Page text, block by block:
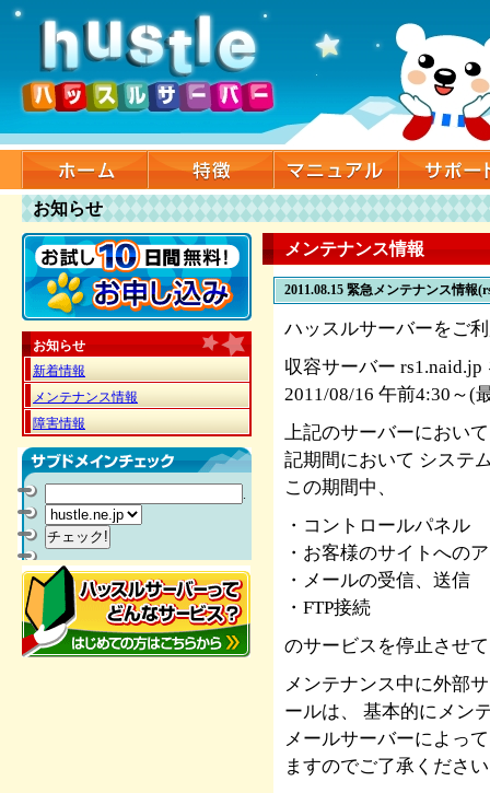
お知らせ
お知らせ
新着情報
メンテナンス情報
障害情報
.
メンテナンス情報
2011.08.15 緊急メンテナンス情報
ハッスルサーバーをご
収容サーバー
2011/08/16 午前4:30～(
上記のサーバーにおい
記期間において システ
この期間中、
・コントロールパネル
・お客様のサイトへの
・メールの受信、送信
・FTP接続
のサービスを停止させ
メンテナンス中に外部
ールは、 基本的にメン
メールサーバーによっ
ますのでご了承くださ